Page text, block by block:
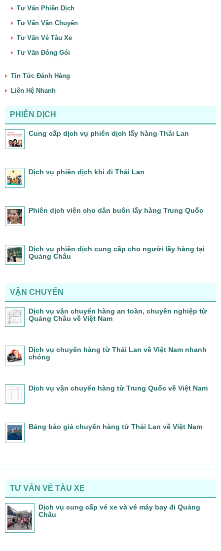
Tư Vấn Phiên Dịch
Tư Vấn Vận Chuyển
Tư Vấn Vé Tàu Xe
Tư Vấn Đóng Gói
Tin Tức Đánh Hàng
Liên Hệ Nhanh
PHIÊN DỊCH
Cung cấp dịch vụ phiên dịch lấy hàng Thái Lan
Dịch vụ phiên dịch khi đi Thái Lan
Phiên dịch viên cho dân buôn lấy hàng Trung Quốc
Dịch vụ phiên dịch cung cấp cho người lấy hàng tại
Quảng Châu
VẬN CHUYỂN
Dịch vụ vận chuyển hàng an toàn, chuyên nghiệp từ
Quảng Châu về Việt Nam
Dịch vụ chuyển hàng từ Thái Lan về Việt Nam nhanh
chóng
Dịch vụ vận chuyển hàng từ Trung Quốc về Việt Nam
Bảng báo giá chuyển hàng từ Thái Lan về Việt Nam
TƯ VẤN VÉ TÀU XE
Dịch vụ cung cấp vé xe và vé máy bay đi Quảng
Châu